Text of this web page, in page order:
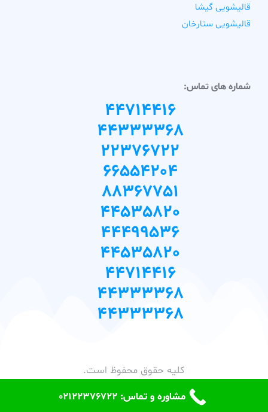
قالیشویی گیشا
قالیشویی ستارخان
شماره های تماس:
44714416
44333368
22376722
66554204
88367751
44535820
44499536
44535820
44714416
44333368
44333368
کلیه حقوق محفوظ است.
مشاوره و تماس: 02122376722